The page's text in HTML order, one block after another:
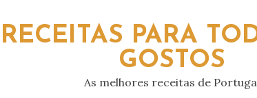
RECEITAS PARA
GOSTOS
As melhores receitas de